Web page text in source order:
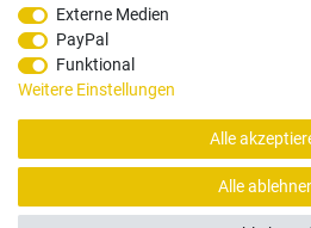
© Copyright 2026
abweichen.
Externe Medien
PayPal
Funktional
Weitere Einstellungen
Alle
Alle